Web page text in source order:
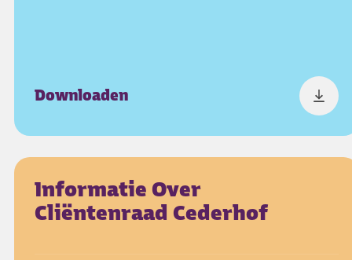
Downloaden
Informatie Over
Cliëntenraad Cederhof